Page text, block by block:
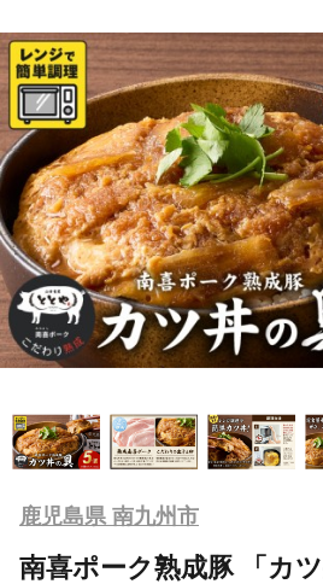
鹿児島県 南九州市
南喜ポーク熟成豚 「カ